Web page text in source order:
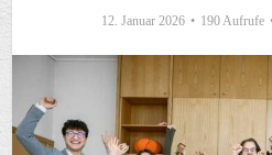
12. Januar 2026 190 Aufrufe